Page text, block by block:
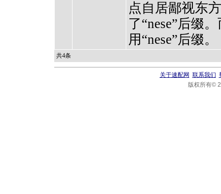
点自居鄙视东
了“nese”后缀
用“nese”后缀。
共4条
关于速配网 联系我们
版权所有©